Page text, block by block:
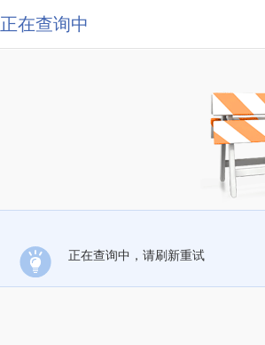
正在查询中
正在查询中，请刷新重试